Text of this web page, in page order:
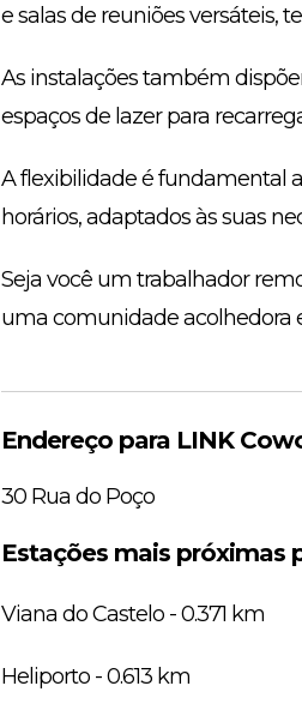
e salas de reuniões versáteis,
As instalações também
espaços de lazer para
A flexibilidade é fundamental
horários, adaptados às suas
Seja você um trabalhador
uma comunidade acolhedora
Endereço para LINK
30 Rua do Poço
Estações mais próximas
Viana do Castelo - 0.371 km
Heliporto - 0.613 km